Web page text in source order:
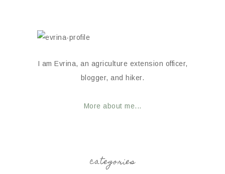
I am Evrina, an agriculture extension officer,
blogger, and hiker.
More about me...
categories